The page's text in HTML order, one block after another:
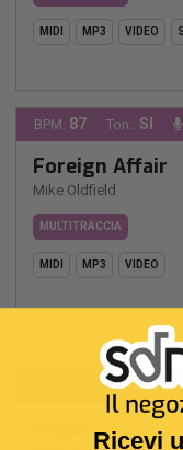
MIDI MP3 VIDEO
BPM: 87 Ton.: SI
Foreign Affair
Mike Oldfield
MULTITRACCIA
MIDI MP3 VIDEO
Ton.:SOL
Ricevi